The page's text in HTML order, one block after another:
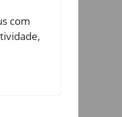
com